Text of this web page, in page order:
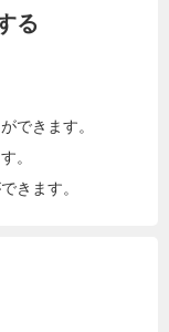
る
できます。
。
きます。